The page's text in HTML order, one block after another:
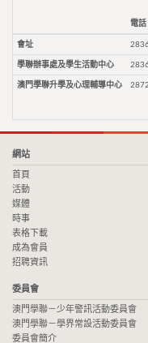
電話
會址
學聯辦事處及學生活動中心
澳門學聯升學及心理輔導中心
網站
首頁
活動
媒體
時事
表格下載
成為會員
招聘資訊
委員會
澳門學聯－少年警訊活動委員會
澳門學聯－學界常設活動委員會
委員會簡介